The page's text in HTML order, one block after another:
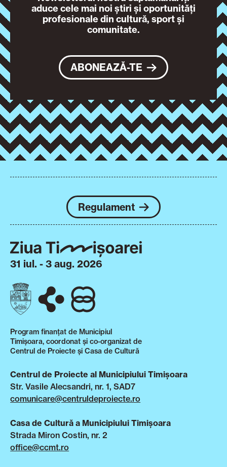
aduce cele mai noi știri și oportunități
profesionale din cultură, sport și
comunitate.
ABONEAZĂ-TE
Regulament
31 iul. - 3 aug. 2026
Program finanțat de Municipiul
Timișoara, coordonat și co-organizat de
Centrul de Proiecte și Casa de Cultură
Centrul de Proiecte al Municipiului Timișoara
Str. Vasile Alecsandri, nr. 1, SAD7
comunicare@centruldeproiecte.ro
Casa de Cultură a Municipiului Timișoara
Strada Miron Costin, nr. 2
office@ccmt.ro